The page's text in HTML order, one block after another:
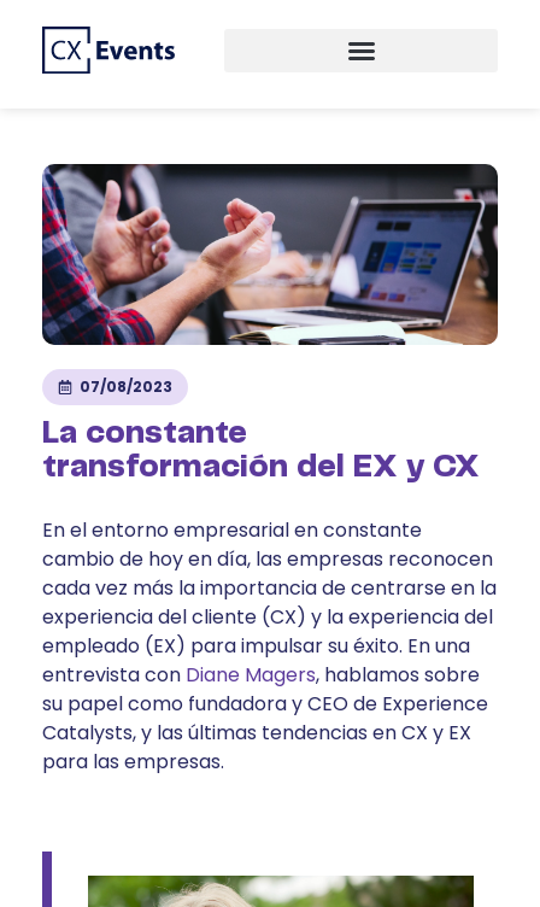
07/08/2023
La constante
transformación del EX y CX
En el entorno empresarial en constante
cambio de hoy en día, las empresas reconocen
cada vez más la importancia de centrarse en la
experiencia del cliente (CX) y la experiencia del
empleado (EX) para impulsar su éxito. En una
entrevista con Diane Magers, hablamos sobre
su papel como fundadora y CEO de Experience
Catalysts, y las últimas tendencias en CX y EX
para las empresas.